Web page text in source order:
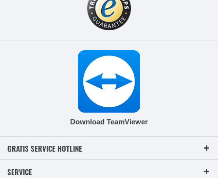
Download TeamViewer
GRATIS SERVICE HOTLINE
SERVICE